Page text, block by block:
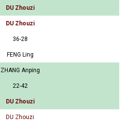
DU Zhouzi
DU Zhouzi
36-28
FENG Ling
ZHANG Anping
22-42
DU Zhouzi
DU Zhouzi